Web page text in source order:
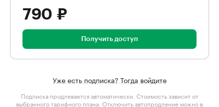
790 ₽
Получить доступ
Уже есть подписка? Тогда войдите
Подписка продлевается автоматически. Стоимость зависит от
выбранного тарифного плана . Отключить автопродление можно в